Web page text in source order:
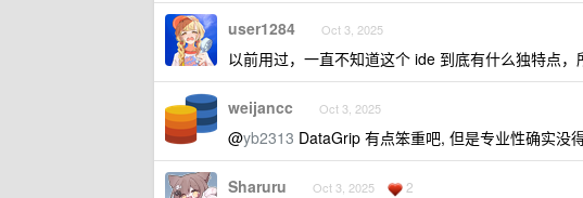
user1284 Oct 3, 2025
以前用过，一直不知道这个 ide 到底有什么独特点
weijancc Oct 3, 2025
@yb2313 DataGrip 有点笨重吧, 但是专业性确实没
Sharuru Oct 3, 2025 2